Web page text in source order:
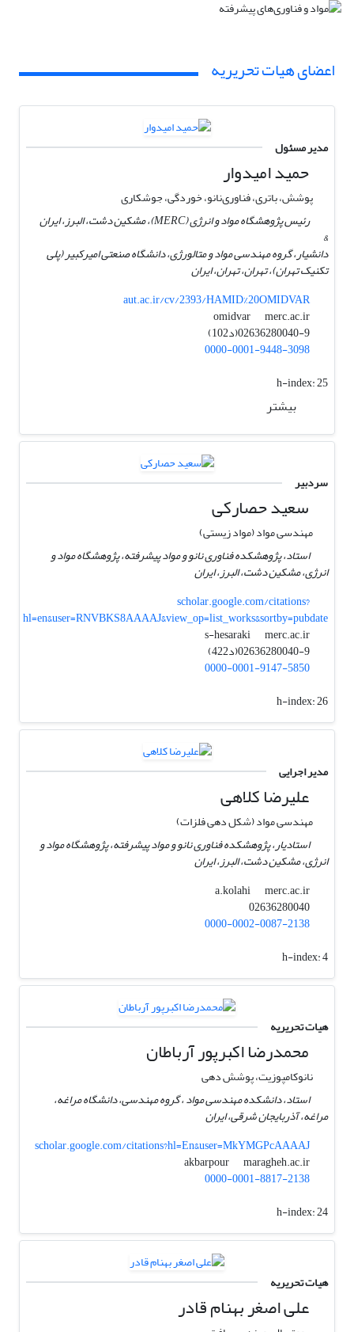
اعضای هیات تحریریه
مدیر مسئول
حمید امیدوار
پوشش‌، باتری، فناوری‌نانو، خوردگی، جوشکاری
رئیس پژوهشگاه مواد و انرژی (MERC)، مشکین دشت، البرز، ایران
&
دانشیار، گروه مهندسی مواد و متالورژی، دانشگاه صنعتی امیرکبیر (پلی
تکنیک تهران)، تهران، تهران، ایران
aut.ac.ir/cv/2393/HAMID%20OMIDVAR
omidvar
merc.ac.ir
02636280040-9(د102)
0000-0001-9448-3098
h-index:25
بیشتر
سردبیر
سعید حصارکی
مهندسی مواد (مواد زیستی)
استاد، پژوهشکده فناوری نانو و مواد پیشرفته، پژوهشگاه مواد و
انرژی، مشکین دشت، البرز، ایران
scholar.google.com/citations?
hl=en&user=RNVBKS8AAAAJ&view_op=list_works&sortby=pubdate
s-hesaraki
merc.ac.ir
02636280040-9(د422)
0000-0001-9147-5850
h-index:26
مدیر اجرایی
علیرضا کلاهی
مهندسی مواد (شکل دهی فلزات)
استادیار، پژوهشکده فناوری نانو و مواد پیشرفته، پژوهشگاه مواد و
انرژی، مشکین دشت، البرز، ایران
a.kolahi
merc.ac.ir
02636280040
0000-0002-0087-2138
h-index:4
هیات تحریریه
محمدرضا اکبرپور آرباطان
نانوکامپوزیت، پوشش دهی
استاد، دانشکده مهندسی مواد ، گروه مهندسی، دانشگاه مراغه،
مراغه، آذربایجان شرقی، ایران
scholar.google.com/citations?hl=En&user=MkYMGPcAAAAJ
akbarpour
maragheh.ac.ir
0000-0001-8817-2138
h-index:24
هیات تحریریه
علی اصغر بهنام قادر